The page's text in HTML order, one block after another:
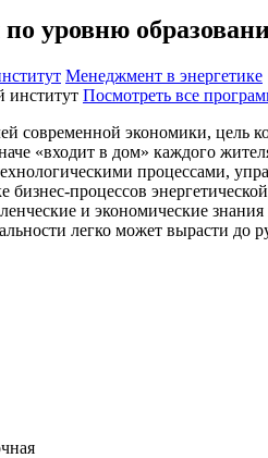
уровню
Менеджмент в энергетике
Посмотреть все
современной экономики, цель
«входит в дом» каждого
процессами,
процессов
и экономические
легко может вырасти до